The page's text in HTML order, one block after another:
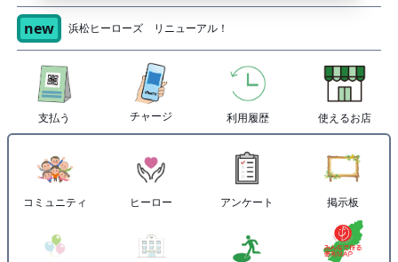
new 浜松ヒーローズ リニューアル！
支払う チャージ 利用履歴 使えるお店
コミュニティ ヒーロー アンケート 掲示板